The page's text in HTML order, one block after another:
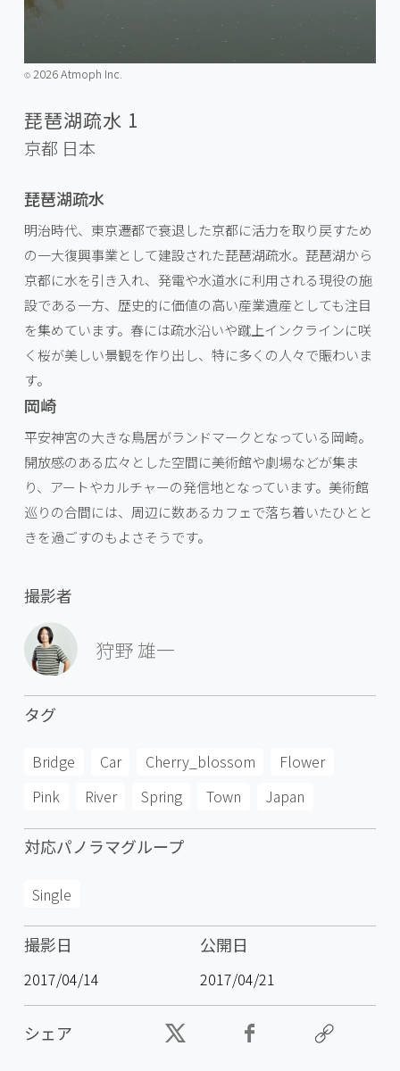
©️2026 Atmoph Inc.
琵琶湖疏水 1
京都 日本
琵琶湖疏水
明治時代、東京遷都で衰退した京都に活力を取り戻すため
の一大復興事業として建設された琵琶湖疏水。琵琶湖から
京都に水を引き入れ、発電や水道水に利用される現役の施
設である一方、歴史的に価値の高い産業遺産としても注目
を集めています。春には疏水沿いや蹴上インクラインに咲
く桜が美しい景観を作り出し、特に多くの人々で賑わいま
す。
岡崎
平安神宮の大きな鳥居がランドマークとなっている岡崎。
開放感のある広々とした空間に美術館や劇場などが集ま
り、アートやカルチャーの発信地となっています。美術館
巡りの合間には、周辺に数あるカフェで落ち着いたひとと
きを過ごすのもよさそうです。
撮影者
狩野 雄一
タグ
Bridge Car Cherry_blossom
Flower
Pink
River Spring Town Japan
対応パノラマグループ
Single
撮影日
2017/04/14
公開日
2017/04/21
シェア